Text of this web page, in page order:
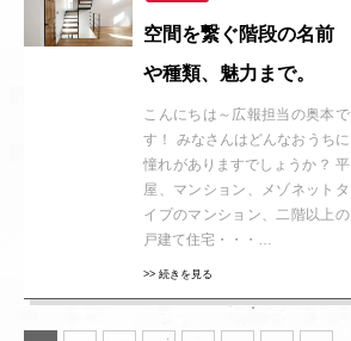
空間を繋ぐ階段の名前
や種類、魅力まで。
こんにちは～広報担当の奥本で
す！ みなさんはどんなおうちに
憧れがありますでしょうか？ 平
屋、マンション、メゾネットタ
イプのマンション、二階以上の
戸建て住宅・・・…
>> 続きを見る